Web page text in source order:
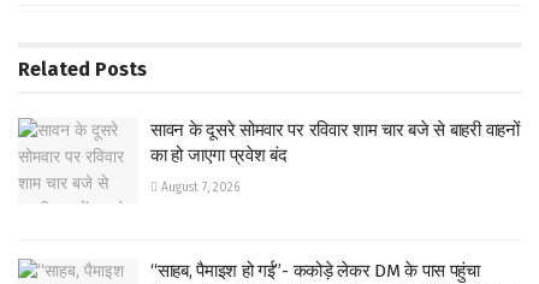
Related Posts
सावन के दूसरे सोमवार पर रविवार शाम चार बजे से बाहरी वाहनों
का हो जाएगा प्रवेश बंद
August 7, 2026
“साहब, पैमाइश हो गई”- ककोड़े लेकर DM के पास पहुंचा